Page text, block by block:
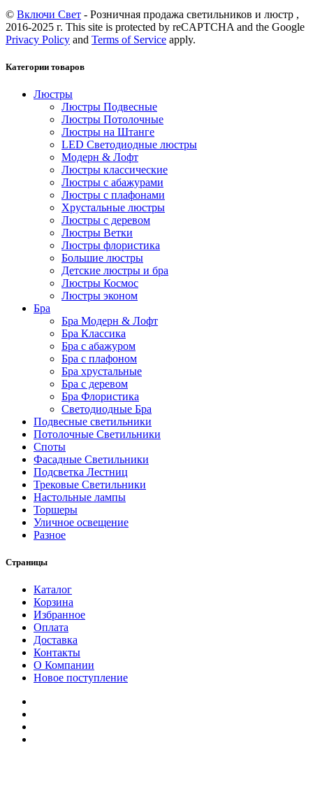
© Включи Свет - Розничная продажа светильников и люстр ,
2016-2025 г. This site is protected by reCAPTCHA and the Google
Privacy Policy and Terms of Service apply.
Категории товаров
Люстры
Люстры Подвесные
Люстры Потолочные
Люстры на Штанге
LED Светодиодные люстры
Модерн & Лофт
Люстры классические
Люстры с абажурами
Люстры с плафонами
Хрустальные люстры
Люстры с деревом
Люстры Ветки
Люстры флористика
Большие люстры
Детские люстры и бра
Люстры Космос
Люстры эконом
Бра
Бра Модерн & Лофт
Бра Классика
Бра с абажуром
Бра с плафоном
Бра хрустальные
Бра с деревом
Бра Флористика
Светодиодные Бра
Подвесные светильники
Потолочные Светильники
Споты
Фасадные Светильники
Подсветка Лестниц
Трековые Светильники
Настольные лампы
Торшеры
Уличное освещение
Разное
Страницы
Каталог
Корзина
Избранное
Оплата
Доставка
Контакты
О Компании
Новое поступление